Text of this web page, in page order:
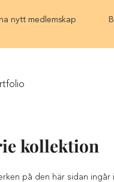
nytt medlemskap
kollektion
på den här sidan ingår